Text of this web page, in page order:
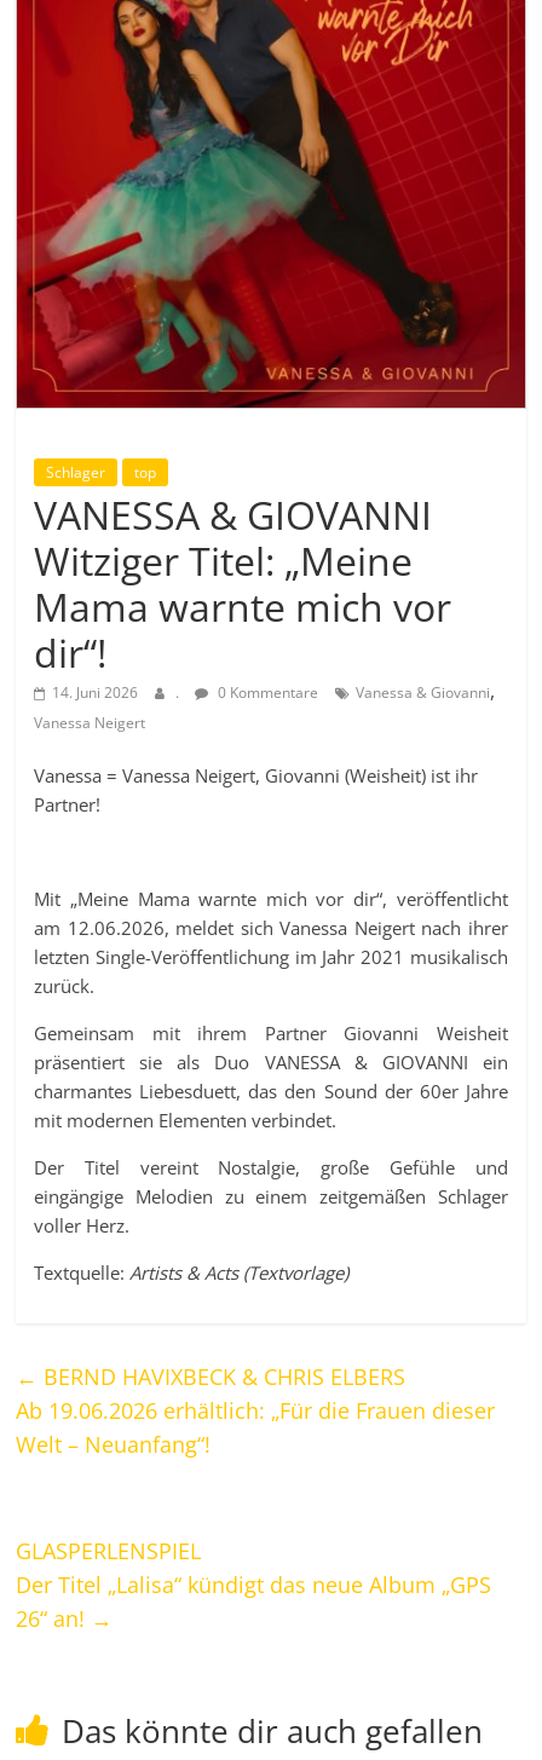
Schlager top
VANESSA & GIOVANNI
Witziger Titel: „Meine
Mama warnte mich vor
dir“!
14. Juni 2026 . 0 Kommentare Vanessa & Giovanni,
Vanessa Neigert
Vanessa = Vanessa Neigert, Giovanni (Weisheit) ist ihr
Partner!
Mit „Meine Mama warnte mich vor dir“, veröffentlicht
am 12.06.2026, meldet sich Vanessa Neigert nach ihrer
letzten Single-Veröffentlichung im Jahr 2021 musikalisch
zurück.
Gemeinsam mit ihrem Partner Giovanni Weisheit
präsentiert sie als Duo VANESSA & GIOVANNI ein
charmantes Liebesduett, das den Sound der 60er Jahre
mit modernen Elementen verbindet.
Der Titel vereint Nostalgie, große Gefühle und
eingängige Melodien zu einem zeitgemäßen Schlager
voller Herz.
Textquelle:Artists & Acts (Textvorlage)
← BERND HAVIXBECK & CHRIS ELBERS
Ab 19.06.2026 erhältlich: „Für die Frauen dieser
Welt – Neuanfang“!
GLASPERLENSPIEL
Der Titel „Lalisa“ kündigt das neue Album „GPS
26“ an! →
Das könnte dir auch gefallen